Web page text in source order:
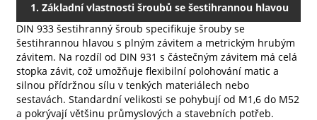
1. Základní vlastnosti šroubů se šestihrannou hlavou
DIN 933
DIN 933 šestihranný šroub specifikuje šrouby se
šestihrannou hlavou s plným závitem a metrickým hrubým
závitem. Na rozdíl od DIN 931 s částečným závitem má celá
stopka závit, což umožňuje flexibilní polohování matic a
silnou přídržnou sílu v tenkých materiálech nebo
sestavách. Standardní velikosti se pohybují od M1,6 do M52
a pokrývají většinu průmyslových a stavebních potřeb.